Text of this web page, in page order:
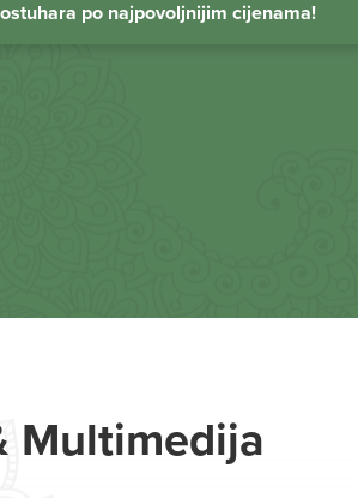
po najpovoljnijim cijenama!
Multimedija